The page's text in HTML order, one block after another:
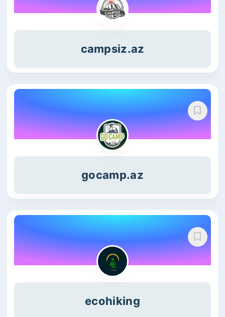
campsiz.az
gocamp.az
ecohiking